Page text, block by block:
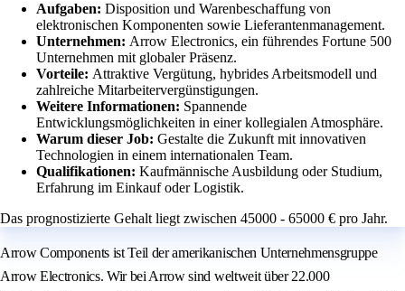
Aufgaben: Disposition und Warenbeschaffung von
elektronischen Komponenten sowie Lieferantenmanagement.
Unternehmen: Arrow Electronics, ein führendes Fortune 500
Unternehmen mit globaler Präsenz.
Vorteile: Attraktive Vergütung, hybrides Arbeitsmodell und
zahlreiche Mitarbeitervergünstigungen.
Weitere Informationen: Spannende
Entwicklungsmöglichkeiten in einer kollegialen Atmosphäre.
Warum dieser Job: Gestalte die Zukunft mit innovativen
Technologien in einem internationalen Team.
Qualifikationen: Kaufmännische Ausbildung oder Studium,
Erfahrung im Einkauf oder Logistik.
Das prognostizierte Gehalt liegt zwischen 45000 - 65000 € pro Jahr.
Arrow Components ist Teil der amerikanischen Unternehmensgruppe
Arrow Electronics. Wir bei Arrow sind weltweit über 22.000